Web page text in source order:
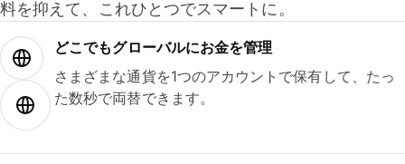
料を抑えて、これひとつでスマートに。
どこでもグ⁠ロ⁠ー⁠バ⁠ルにお金を管理
さまざまな通貨を1つのアカウントで保有して、たっ
た数秒で両替できます。